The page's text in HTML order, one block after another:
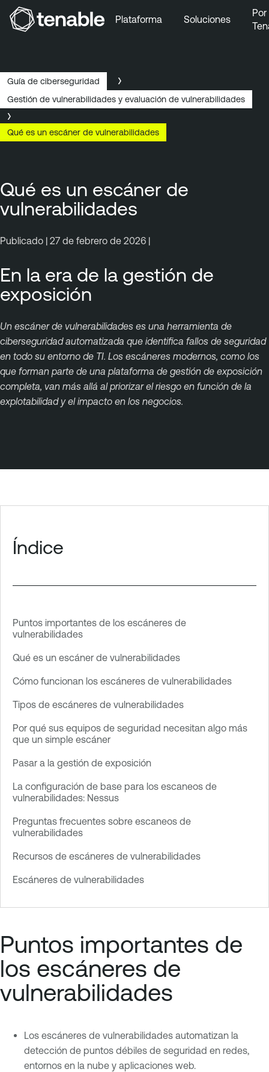
Ir al pie de página
Plataforma Soluciones
Guía de ciberseguridad
Gestión de vulnerabilidades y evaluación de vulnerabilidades
Qué es un escáner de vulnerabilidades
Qué es un escáner de
vulnerabilidades
Publicado | 27 de febrero de 2026 |
En la era de la gestión de
exposición
Un escáner de vulnerabilidades es una herramienta de
ciberseguridad automatizada que identifica fallos de seguridad
en todo su entorno de TI. Los escáneres modernos, como los
que forman parte de una plataforma de gestión de exposición
completa, van más allá al priorizar el riesgo en función de la
explotabilidad y el impacto en los negocios.
Índice
Puntos importantes de los escáneres de
vulnerabilidades
Qué es un escáner de vulnerabilidades
Cómo funcionan los escáneres de vulnerabilidades
Tipos de escáneres de vulnerabilidades
Por qué sus equipos de seguridad necesitan algo más
que un simple escáner
Pasar a la gestión de exposición
La configuración de base para los escaneos de
vulnerabilidades: Nessus
Preguntas frecuentes sobre escaneos de
vulnerabilidades
Recursos de escáneres de vulnerabilidades
Escáneres de vulnerabilidades
Puntos importantes de
los escáneres de
vulnerabilidades
Los escáneres de vulnerabilidades automatizan la
detección de puntos débiles de seguridad en redes,
entornos en la nube y aplicaciones web.